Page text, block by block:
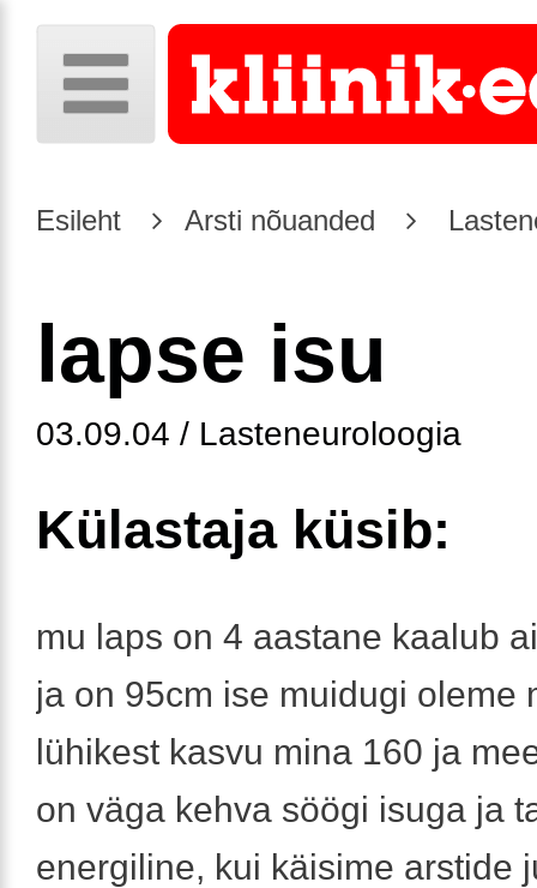
Esileht Arsti nõuanded
lapse isu
03.09.04 / Lasteneuroloogia
Külastaja küsib:
mu laps on 4 aastane kaalub
ja on 95cm ise muidugi oleme
lühikest kasvu mina 160 ja
on väga kehva söögi isuga ja
energiline, kui käisime arstide